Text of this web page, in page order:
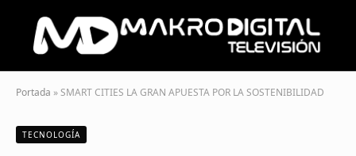
Portada »SMART CITIES LA GRAN APUESTA POR LA SOSTENIBILIDAD
TECNOLOGÍA